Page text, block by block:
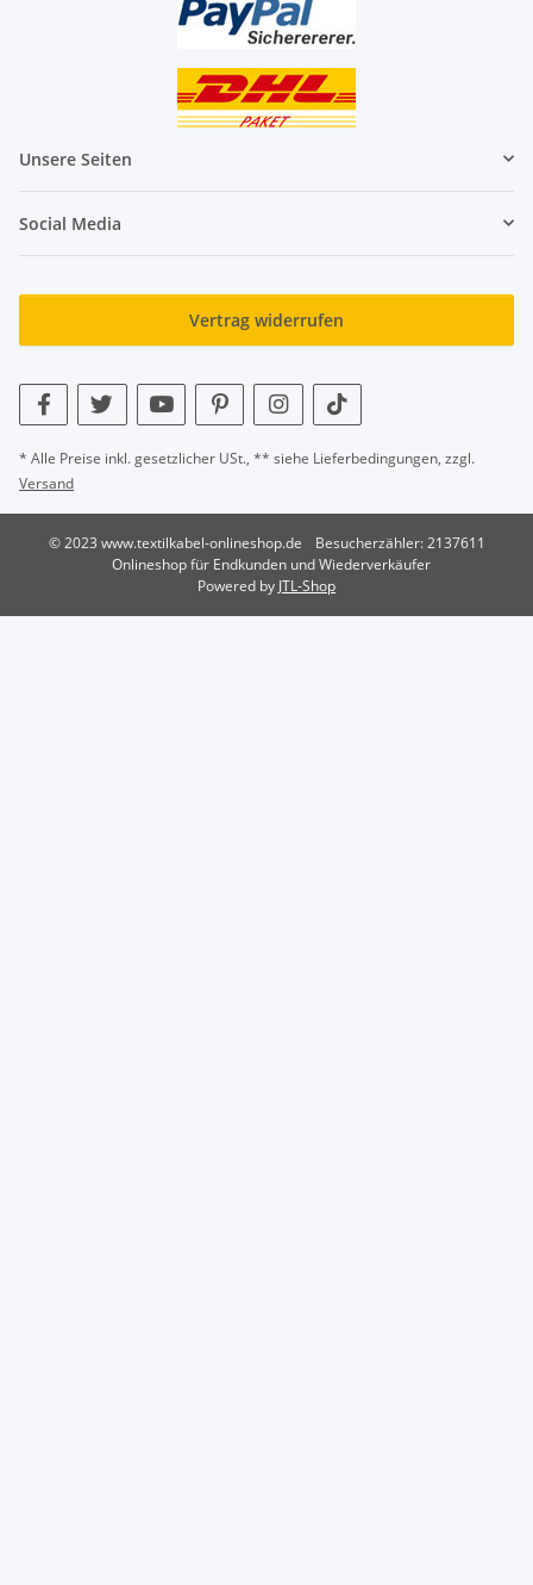
Unsere Seiten
Social Media
Vertrag widerrufen
* Alle Preise inkl. gesetzlicher USt., ** siehe Lieferbedingungen, zzgl.
Versand
© 2023 www.textilkabel-onlineshop.de
Besucherzähler: 2137611
Onlineshop für Endkunden und Wiederverkäufer
Powered by JTL-Shop